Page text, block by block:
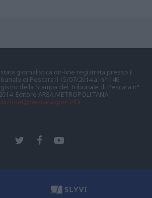
giornalistica on-line registrata presso il
di Pescara il 15/07/2014 al n° 146
della Stampa del Tribunale di Pescara n°
Editore AREA METROPOLITANA